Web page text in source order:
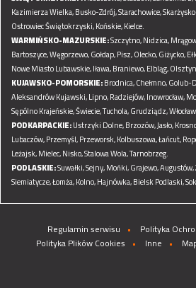
Kazimierza Wielka,Busko-Zdrój,Starachowice,
Ostrowiec Świętokrzyski,Końskie,Kielce.
WARMIŃSKO-MAZURSKIE:Szczytno,Nidzica,
Bartoszyce,Węgorzewo,Gołdap,Pisz,Olecko,Giżycko,
Nowe Miasto Lubawskie,Iława,Braniewo,Elbląg,
KUJAWSKO-POMORSKIE:Brodnica,Chełmno,Golub-
Aleksandrów Kujawski,Lipno,Radziejów,Inowrocław,
Sępólno Krajeńskie,Świecie,Tuchola,Grudziądz,
PODKARPACKIE:Ustrzyki Dolne,Brzozów,Jasło,
Lubaczów,Przemyśl,Przeworsk,Kolbuszowa,Łańcut,
Leżajsk,Mielec,Nisko,Stalowa Wola,Tarnobrzeg.
PODLASKIE:Suwałki,Sejny,Mońki,Grajewo,Augustów,
Siemiatycze,Łomża,Kolno,Hajnówka,Bielsk Podlaski,
Regulamin serwisu
Polityka
Polityka Plików Cookies
Inne